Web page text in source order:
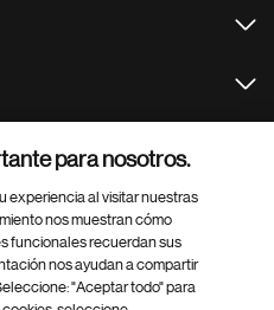
para nosotros.
experiencia al visitar nuestras
nos muestran cómo
funcionales recuerdan sus
nos ayudan a compartir
"Aceptar todo" para